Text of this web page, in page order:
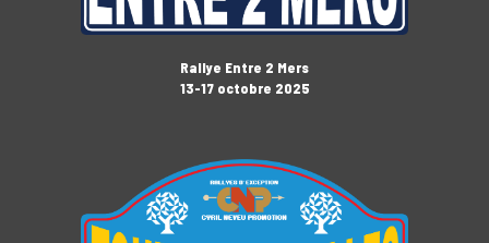
Rallye Entre 2 Mers
13-17 octobre 2025